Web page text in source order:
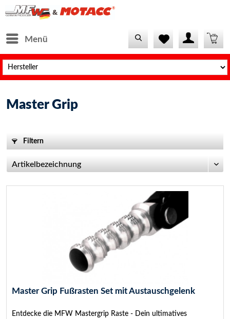
Menü
Master Grip
Filtern
Master Grip Fußrasten Set mit Austauschgelenk
Entdecke die MFW Mastergrip Raste - Dein ultimatives